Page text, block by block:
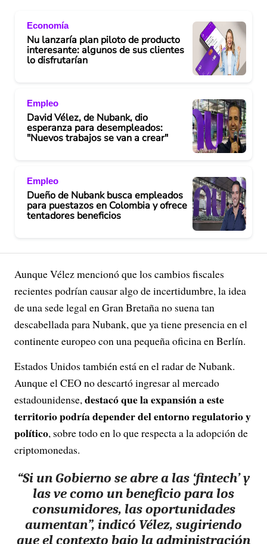
Economía
Nu lanzaría plan piloto de producto
interesante: algunos de sus clientes
lo disfrutarían
Empleo
David Vélez, de Nubank, dio
esperanza para desempleados:
"Nuevos trabajos se van a crear"
Empleo
Dueño de Nubank busca empleados
para puestazos en Colombia y ofrece
tentadores beneficios
Aunque Vélez mencionó que los cambios fiscales
recientes podrían causar algo de incertidumbre, la idea
de una sede legal en Gran Bretaña no suena tan
descabellada para Nubank, que ya tiene presencia en el
continente europeo con una pequeña oficina en Berlín.
Estados Unidos también está en el radar de Nubank.
Aunque el CEO no descartó ingresar al mercado
estadounidense,destacó que la expansión a este
territorio podría depender del entorno regulatorio y
político, sobre todo en lo que respecta a la adopción de
criptomonedas.
“Si un Gobierno se abre a las ‘fintech’ y
las ve como un beneficio para los
consumidores, las oportunidades
aumentan”, indicó Vélez, sugiriendo
que el contexto bajo la administración